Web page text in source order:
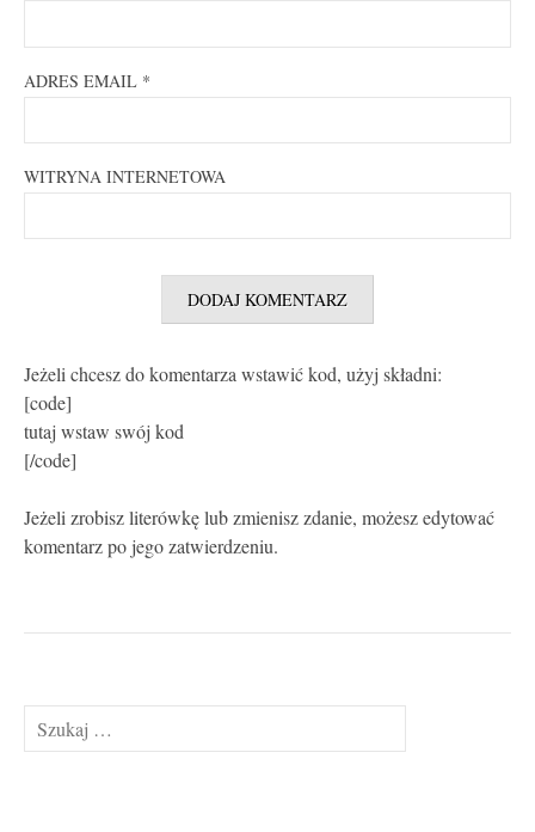
ADRES EMAIL *
WITRYNA INTERNETOWA
Jeżeli chcesz do komentarza wstawić kod, użyj składni:
[code]
tutaj wstaw swój kod
[/code]
Jeżeli zrobisz literówkę lub zmienisz zdanie, możesz edytować
komentarz po jego zatwierdzeniu.
Szukaj: